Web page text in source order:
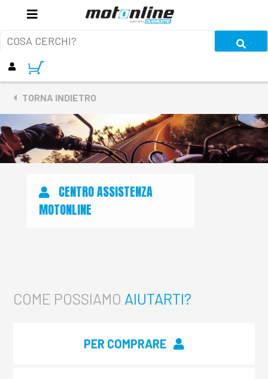
TORNA INDIETRO
CENTRO ASSISTENZA
MOTONLINE
COME POSSIAMO AIUTARTI?
PER COMPRARE